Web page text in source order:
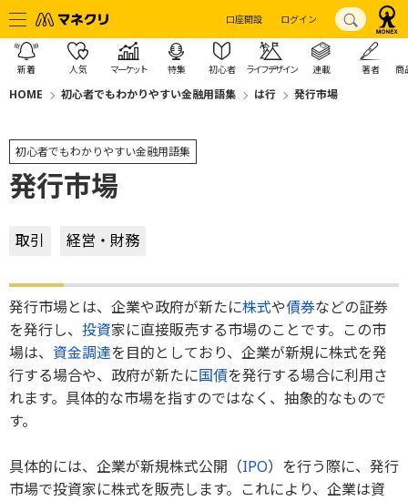
口座開設 ログイン
新着 人気 マーケット 特集 初心者 ライフデザイン 連載 著者 商
HOME 初心者でもわかりやすい金融用語集 は行 発行市場
初心者でもわかりやすい金融用語集
発行市場
取引 経営・財務
発行市場とは、企業や政府が新たに株式や債券などの証券
を発行し、 投資家に直接販売する市場のことです。この市
場は、 資金調達を目的としており、企業が新規に株式を発
行する場合や、政府が新たに国債を発行する場合に利用さ
れます。具体的な市場を指すのではなく、抽象的なもので
す。
具体的には、企業が新規株式公開（IPO）を行う際に、発行
市場で投資家に株式を販売します。これにより、企業は資